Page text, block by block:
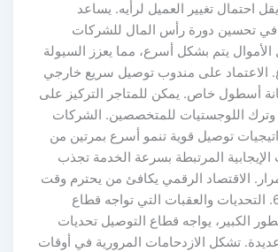
احتمال تغيير العميل لرأيه. يساعد
في تحسين دورة رأس المال للشركات
الأموال يتم بشكل أسرع، مما يعزز السيولة
الاعتماد على مندوب توصيل سريع خارجي
أسطول خاص. يمكن للمتاجر التركيز على
وترك اللوجستيات للمتخصصين. الشركات
توصيل قوية تنمو أسرع بمرتين من
الإيجابية المرتبطة بسرعة الخدمة تجذب
الاقتصاد الرقمي يكافئ من يحترم وقت
العميل ويقدره. 6. التحديات والعقبات التي تواجه قطاع
الكبير، يواجه قطاع التوصيل تحديات
تشكل الازدحامات المرورية في أوقات